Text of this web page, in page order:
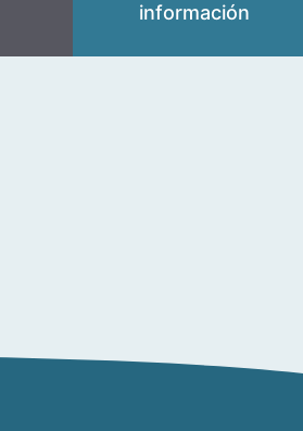
información